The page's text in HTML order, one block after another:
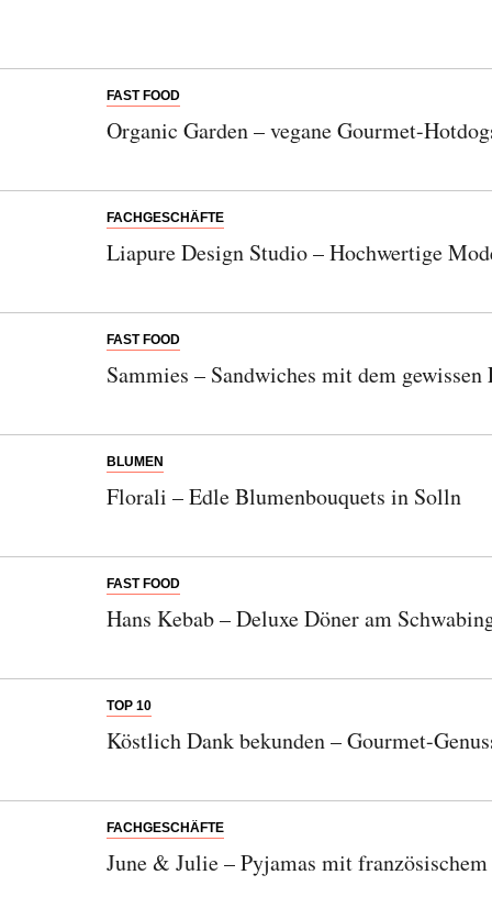
FAST FOOD
Organic Garden – vegane Gourmet-
FACHGESCHÄFTE
Liapure Design Studio – Hochwertige
FAST FOOD
Sammies – Sandwiches mit dem gewissen
BLUMEN
Florali – Edle Blumenbouquets in Solln
FAST FOOD
Hans Kebab – Deluxe Döner am
TOP 10
Köstlich Dank bekunden – Gourmet-
FACHGESCHÄFTE
June & Julie – Pyjamas mit